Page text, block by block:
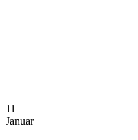
11
Januar